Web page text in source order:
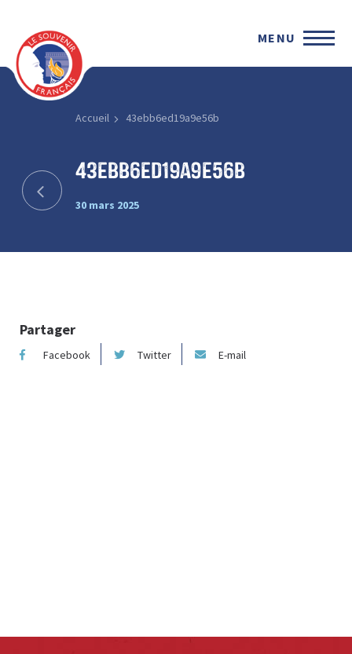
MENU
Accueil 43ebb6ed19a9e56b
43ebb6ed19a9e56b
30 mars 2025
Partager
Facebook Twitter E-mail